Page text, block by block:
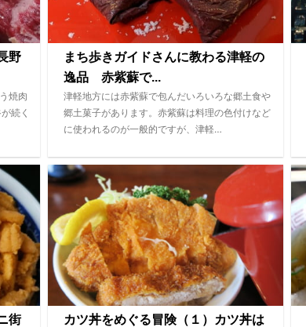
野
焼肉
続く
まち歩きガイドさんに教わる津軽の
逸品 赤紫蘇で...
津軽地方には赤紫蘇で包んだいろいろな郷土食や
郷土菓子があります。赤紫蘇は料理の色付けなど
に使われるのが一般的ですが、津軽…
街
カツ丼をめぐる冒険（１）カツ丼は